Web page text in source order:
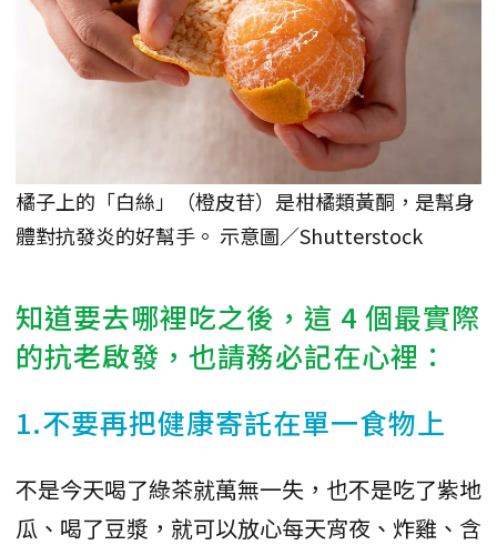
橘子上的「白絲」（橙皮苷）是柑橘類黃酮，是幫身
體對抗發炎的好幫手。 示意圖／Shutterstock
知道要去哪裡吃之後，這 4 個最實際
的抗老啟發，也請務必記在心裡：
1.不要再把健康寄託在單一食物上
不是今天喝了綠茶就萬無一失，也不是吃了紫地
瓜、喝了豆漿，就可以放心每天宵夜、炸雞、含